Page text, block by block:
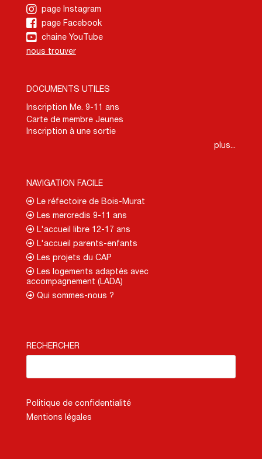
page Instagram
page Facebook
chaine YouTube
nous trouver
DOCUMENTS UTILES
Inscription Me. 9-11 ans
Carte de membre Jeunes
Inscription à une sortie
plus...
NAVIGATION FACILE
Le réfectoire de Bois-Murat
Les mercredis 9-11 ans
L'accueil libre 12-17 ans
L'accueil parents-enfants
Les projets du CAP
Les logements adaptés avec
accompagnement (LADA)
Qui sommes-nous ?
RECHERCHER
Politique de confidentialité
Mentions légales